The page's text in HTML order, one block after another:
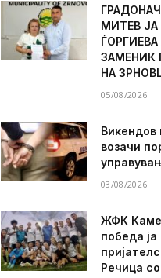
МИТЕВ
ЗАМЕНИК
НА
05/08/2026
Викендов
возачи
03/08/2026
ЖФК
победа ја
Речица